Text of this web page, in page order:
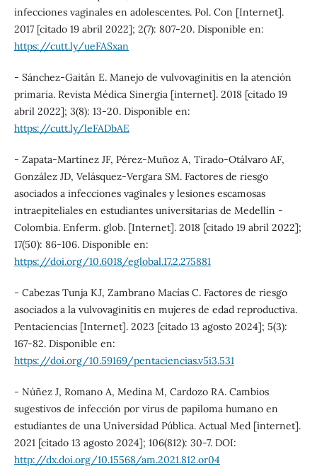
infecciones vaginales en adolescentes. Pol. Con [Internet].
2017 [citado 19 abril 2022]; 2(7): 807-20. Disponible en:
https://cutt.ly/ueFASxan
- Sánchez-Gaitán E. Manejo de vulvovaginitis en la atención
primaria. Revista Médica Sinergia [internet]. 2018 [citado 19
abril 2022]; 3(8): 13-20. Disponible en:
https://cutt.ly/leFADbAE
- Zapata-Martínez JF, Pérez-Muñoz A, Tirado-Otálvaro AF,
González JD, Velásquez-Vergara SM. Factores de riesgo
asociados a infecciones vaginales y lesiones escamosas
intraepiteliales en estudiantes universitarias de Medellín -
Colombia. Enferm. glob. [Internet]. 2018 [citado 19 abril 2022];
17(50): 86-106. Disponible en:
https://doi.org/10.6018/eglobal.17.2.275881
- Cabezas Tunja KJ, Zambrano Macías C. Factores de riesgo
asociados a la vulvovaginitis en mujeres de edad reproductiva.
Pentaciencias [Internet]. 2023 [citado 13 agosto 2024]; 5(3):
167-82. Disponible en:
https://doi.org/10.59169/pentaciencias.v5i3.531
- Núñez J, Romano A, Medina M, Cardozo RA. Cambios
sugestivos de infección por virus de papiloma humano en
estudiantes de una Universidad Pública. Actual Med [internet].
2021 [citado 13 agosto 2024]; 106(812): 30-7. DOI:
http://dx.doi.org/10.15568/am.2021.812.or04